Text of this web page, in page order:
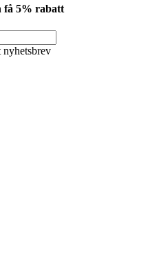
få 5% rabatt